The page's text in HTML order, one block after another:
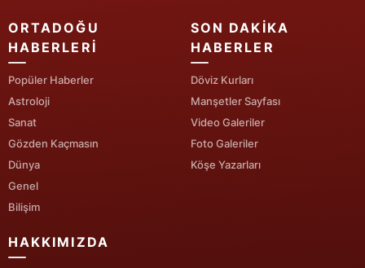
Bayburt
Karaman
Kırıkkale
Şırnak
ORTADOĞU
HABERLERI
Popüler Haberler
Astroloji
Sanat
Gözden Kaçmasın
Dünya
Genel
Bilişim
SON DAKIKA
HABERLER
Döviz Kurları
Manşetler Sayfası
Video Galeriler
Foto Galeriler
Köşe Yazarları
HAKKIMIZDA